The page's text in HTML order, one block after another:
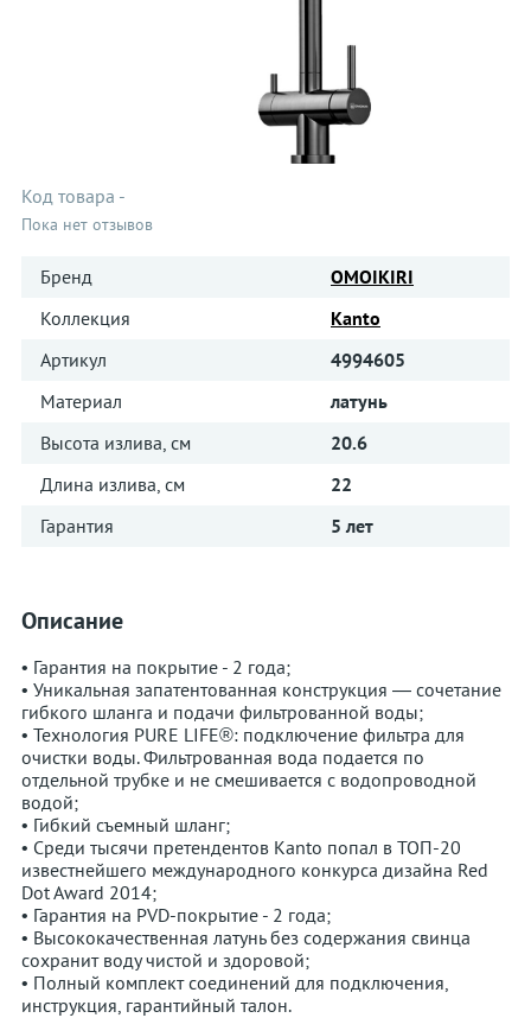
Код товара -
Пока нет отзывов
Бренд
OMOIKIRI
Коллекция
Kanto
Артикул
4994605
Материал
латунь
Высота излива, см
20.6
Длина излива, см
22
Гарантия
5 лет
Описание
• Гарантия на покрытие - 2 года;
• Уникальная запатентованная конструкция — сочетание
гибкого шланга и подачи фильтрованной воды;
• Технология PURE LIFE®: подключение фильтра для
очистки воды. Фильтрованная вода подается по
отдельной трубке и не смешивается с водопроводной
водой;
• Гибкий съемный шланг;
• Среди тысячи претендентов Kanto попал в ТОП-20
известнейшего международного конкурса дизайна Red
Dot Award 2014;
• Гарантия на PVD-покрытие - 2 года;
• Высококачественная латунь без содержания свинца
сохранит воду чистой и здоровой;
• Полный комплект соединений для подключения,
инструкция, гарантийный талон.